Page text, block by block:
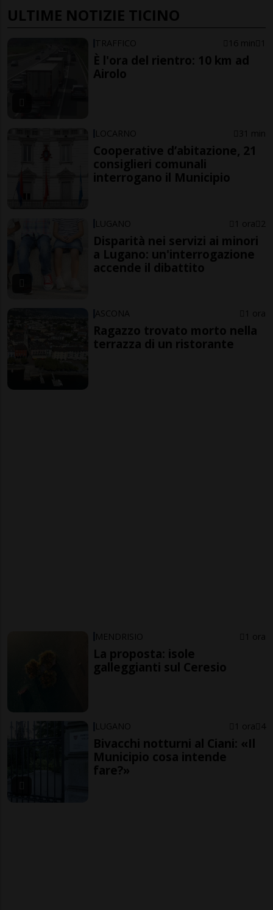
ULTIME NOTIZIE TICINO
TRAFFICO 16 min 1
È l'ora del rientro: 10 km ad
Airolo
LOCARNO 31 min
Cooperative d’abitazione, 21
consiglieri comunali
interrogano il Municipio
LUGANO 1 ora 2
Disparità nei servizi ai minori
a Lugano: un'interrogazione
accende il dibattito
ASCONA 1 ora
Ragazzo trovato morto nella
terrazza di un ristorante
MENDRISIO 1 ora
La proposta: isole
galleggianti sul Ceresio
LUGANO 1 ora 4
Bivacchi notturni al Ciani: «Il
Municipio cosa intende
fare?»